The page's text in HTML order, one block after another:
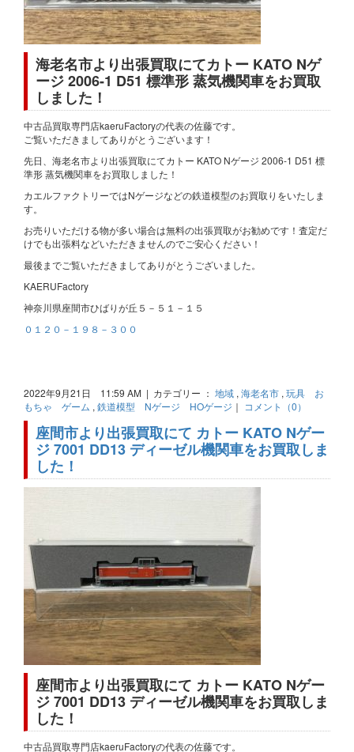
海老名市より出張買取にてカトー KATO Nゲ
ージ 2006-1 D51 標準形 蒸気機関車をお買取
しました！
中古品買取専門店kaeruFactoryの代表の佐藤です。
ご覧いただきましてありがとうございます！
先日、海老名市より出張買取にてカトー KATO Nゲージ 2006-1 D51 標
準形 蒸気機関車をお買取しました！
カエルファクトリーではNゲージなどの鉄道模型のお買取りをいたしま
す。
お売りいただける物が多い場合は無料の出張買取がお勧めです！査定だ
けでも出張料などいただきませんのでご安心ください！
最後までご覧いただきましてありがとうございました。
KAERUFactory
神奈川県座間市ひばりが丘５－５１－１５
０１２０－１９８－３００
2022年9月21日 11:59 AM | カテゴリー ： 地域 , 海老名市 , 玩具 お
もちゃ ゲーム , 鉄道模型 Nゲージ HOゲージ ｜ コメント（0）
座間市より出張買取にて カトー KATO Nゲー
ジ 7001 DD13 ディーゼル機関車をお買取しま
した！
座間市より出張買取にて カトー KATO Nゲー
ジ 7001 DD13 ディーゼル機関車をお買取しま
した！
中古品買取専門店kaeruFactoryの代表の佐藤です。